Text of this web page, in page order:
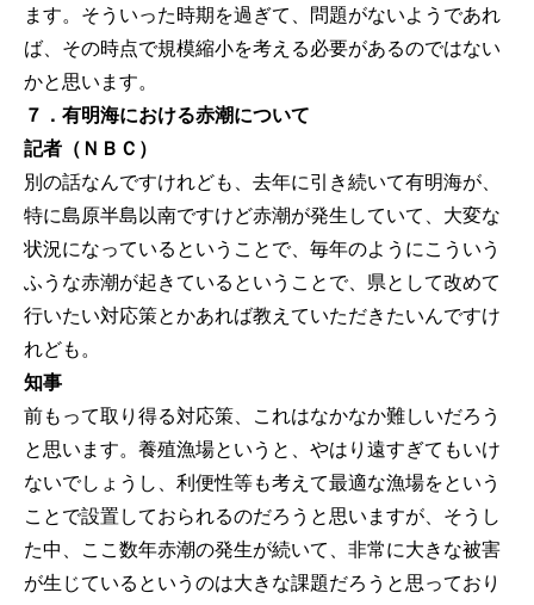
ます。そういった時期を過ぎて、問題がないようであれ
ば、その時点で規模縮小を考える必要があるのではない
かと思います。
７．有明海における赤潮について
記者（ＮＢＣ）
別の話なんですけれども、去年に引き続いて有明海が、
特に島原半島以南ですけど赤潮が発生していて、大変な
状況になっているということで、毎年のようにこういう
ふうな赤潮が起きているということで、県として改めて
行いたい対応策とかあれば教えていただきたいんですけ
れども。
知事
前もって取り得る対応策、これはなかなか難しいだろう
と思います。養殖漁場というと、やはり遠すぎてもいけ
ないでしょうし、利便性等も考えて最適な漁場をという
ことで設置しておられるのだろうと思いますが、そうし
た中、ここ数年赤潮の発生が続いて、非常に大きな被害
が生じているというのは大きな課題だろうと思っており